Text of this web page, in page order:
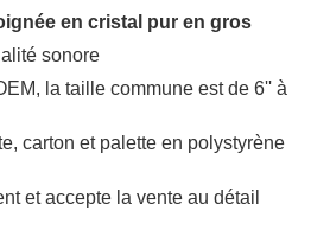
en cristal pur en gros
sonore
la taille commune est de 6'' à
carton et palette en polystyrène
et accepte la vente au détail